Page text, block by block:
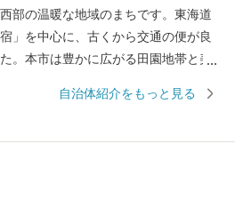
部の温暖な地域のまちです。東海道
」を中心に、古くから交通の便が良
。本市は豊かに広がる田園地帯と美
の日照時間を生かし、最高級マスク
的な勝利を収め、袋井市を中心に日
自治体紹介をもっと見る